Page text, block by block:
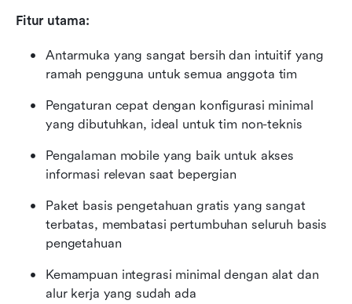
Fitur utama:
Antarmuka yang sangat bersih dan intuitif yang
ramah pengguna untuk semua anggota tim
Pengaturan cepat dengan konfigurasi minimal
yang dibutuhkan, ideal untuk tim non-teknis
Pengalaman mobile yang baik untuk akses
informasi relevan saat bepergian
Paket basis pengetahuan gratis yang sangat
terbatas, membatasi pertumbuhan seluruh basis
pengetahuan
Kemampuan integrasi minimal dengan alat dan
alur kerja yang sudah ada